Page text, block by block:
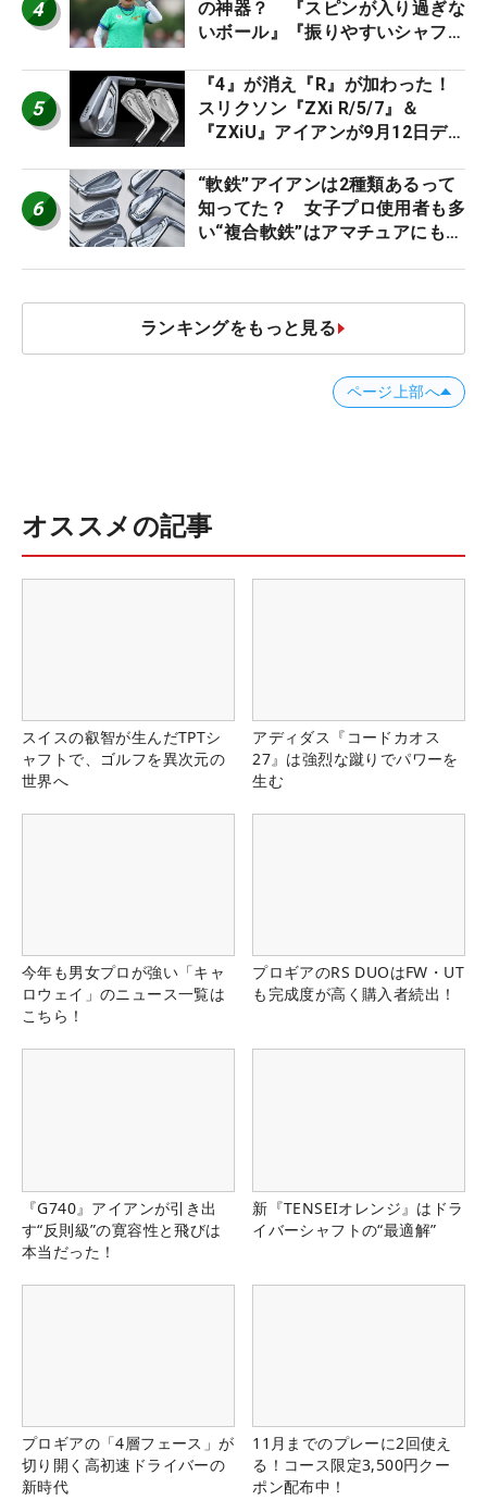
4
の神器？ 『スピンが入り過ぎな
いボール』『振りやすいシャフ
ー』 #女子プロセッティング
5
『4』が消え『R』が加わった！
スリクソン『ZXi R/5/7』＆
『ZXiU』アイアンが9月12日デ
6
“軟鉄”アイアンは2種類あるって
知ってた？ 女子プロ使用者も多
い“複合軟鉄”はアマチュアにもオ
ランキングをもっと見る
ページ上部へ
オススメの記事
スイスの叡智が生んだTPTシ
ャフトで、ゴルフを異次元の
世界へ
アディダス『コードカオス
27』は強烈な蹴りでパワーを
生む
今年も男女プロが強い「キャ
ロウェイ」のニュース一覧は
こちら！
プロギアのRS DUOはFW・UT
も完成度が高く購入者続出！
『G740』アイアンが引き出
す“反則級”の寛容性と飛びは
本当だった！
新『TENSEIオレンジ』はドラ
イバーシャフトの“最適解”
プロギアの「4層フェース」が
切り開く高初速ドライバーの
新時代
11月までのプレーに2回使え
る！コース限定3,500円クー
ポン配布中！